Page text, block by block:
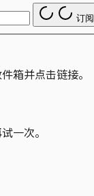
订阅
箱并点击链接。
一次。